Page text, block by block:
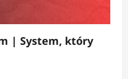
| System, który